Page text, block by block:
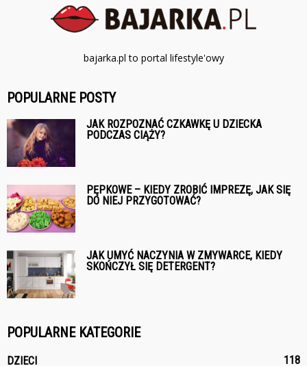
bajarka.pl to portal lifestyle'owy
POPULARNE POSTY
JAK ROZPOZNAĆ CZKAWKĘ U DZIECKA
PODCZAS CIĄŻY?
PĘPKOWE – KIEDY ZROBIĆ IMPREZĘ, JAK SIĘ
DO NIEJ PRZYGOTOWAĆ?
JAK UMYĆ NACZYNIA W ZMYWARCE, KIEDY
SKOŃCZYŁ SIĘ DETERGENT?
POPULARNE KATEGORIE
DZIECI 118